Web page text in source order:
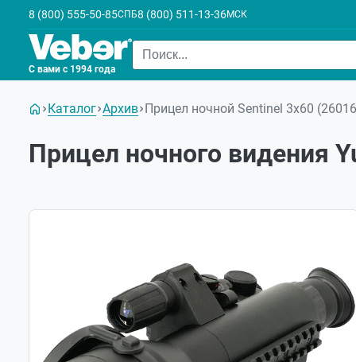
8 (800) 555-50-85СПБ8 (800) 511-13-36МСК
С вами с 1994 года
Каталог Архив Прицел ночной Sentinel 3х60
Прицел ночного видения